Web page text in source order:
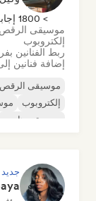
> 1800 إجابة تم تقديمها
موسيقى الرقص
إلكتروبوب
ربط الفنانين
إضافة فنانين
موسيقى الرقص
إلكتروبوب
موسيقى هاوس
جديد